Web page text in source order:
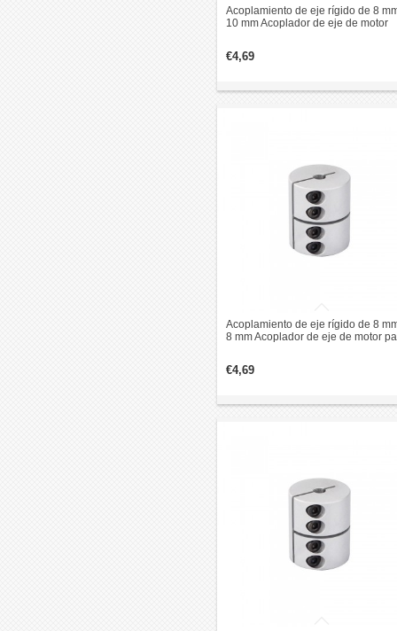
Acoplamiento de eje rígido de 8
10 mm Acoplador de eje de motor
€4,69
Acoplamiento de eje rígido de 8
8 mm Acoplador de eje de motor
€4,69